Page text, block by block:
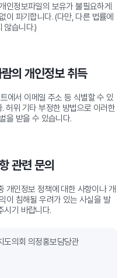
인정보파일의 보유가 불필요하게
이 파기합니다. (다만, 다른 법률에
않습니다.)
의 개인정보 취득
에서 이메일 주소 등 식별할 수 있
. 허위 기타 부정한 방법으로 이러한
을 받을 수 있습니다.
관련 문의
개인정보 정책에 대한 사항이나 개
이 침해될 우려가 있는 사실을 발
시기 바랍니다.
도의회 의정홍보담당관